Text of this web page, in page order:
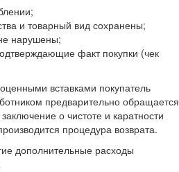
и товарный вид сохранены;
нарушены;
факт покупки (чек
вставками покупатель
предварительно обращается
о чистоте и каратности
процедура возврата.
дополнительные расходы